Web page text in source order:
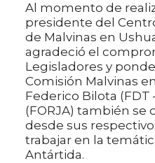
Al momento de
presidente del
de Malvinas en
agradeció el
Legisladores y
Comisión Malvinas
Federico Bilota (FDT
(FORJA) también
desde sus
trabajar en la
Antártida.